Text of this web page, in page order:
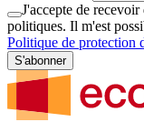
J'accepte de
politiques. Il m'est
Politique de protection
S'abonner